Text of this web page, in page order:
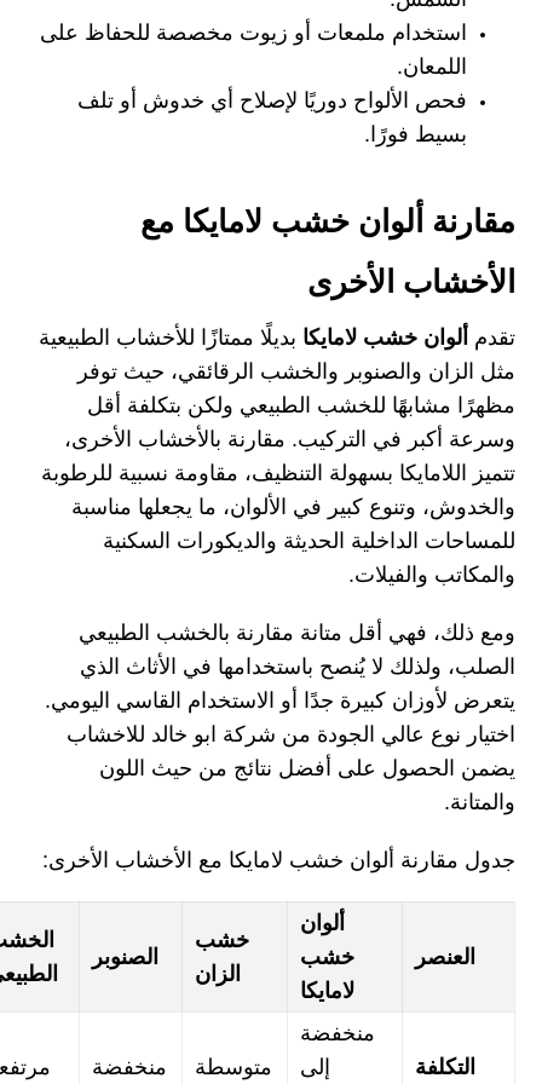
استخدام ملمعات أو زيوت مخصصة للحفاظ على
اللمعان.
فحص الألواح دوريًا لإصلاح أي خدوش أو تلف
بسيط فورًا.
مقارنة ألوان خشب لامايكا مع
الأخشاب الأخرى
تقدم ألوان خشب لامايكا بديلًا ممتازًا للأخشاب الطبيعية
مثل الزان والصنوبر والخشب الرقائقي، حيث توفر
مظهرًا مشابهًا للخشب الطبيعي ولكن بتكلفة أقل
وسرعة أكبر في التركيب. مقارنة بالأخشاب الأخرى،
تتميز اللامايكا بسهولة التنظيف، مقاومة نسبية للرطوبة
والخدوش، وتنوع كبير في الألوان، ما يجعلها مناسبة
للمساحات الداخلية الحديثة والديكورات السكنية
والمكاتب والفيلات.
ومع ذلك، فهي أقل متانة مقارنة بالخشب الطبيعي
الصلب، ولذلك لا يُنصح باستخدامها في الأثاث الذي
يتعرض لأوزان كبيرة جدًا أو الاستخدام القاسي اليومي.
اختيار نوع عالي الجودة من شركة ابو خالد للاخشاب
يضمن الحصول على أفضل نتائج من حيث اللون
والمتانة.
جدول مقارنة ألوان خشب لامايكا مع الأخشاب الأخرى:
العنصر
ألوان
خشب
لامايكا
خشب
الزان
الصنوبر
التكلفة
منخفضة
إلى
متوسطة منخفضة